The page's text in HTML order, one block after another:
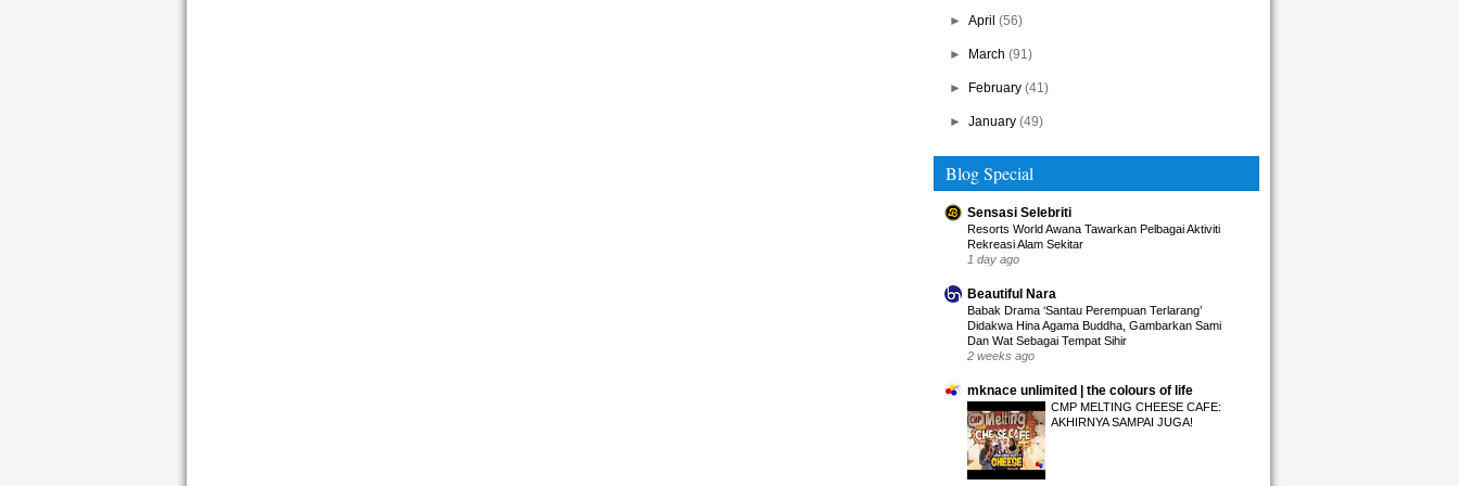
►April (56)
► March (91)
► February (41)
►January (49)
Blog Special
Sensasi Selebriti
Resorts World Awana Tawarkan Pelbagai Aktiviti
Rekreasi Alam Sekitar
1 day ago
Beautiful Nara
Babak Drama ‘Santau Perempuan Terlarang’
Didakwa Hina Agama Buddha, Gambarkan Sami
Dan Wat Sebagai Tempat Sihir
2 weeks ago
mknace unlimited | the colours of life
CMP MELTING CHEESE CAFE:
AKHIRNYA SAMPAI JUGA!